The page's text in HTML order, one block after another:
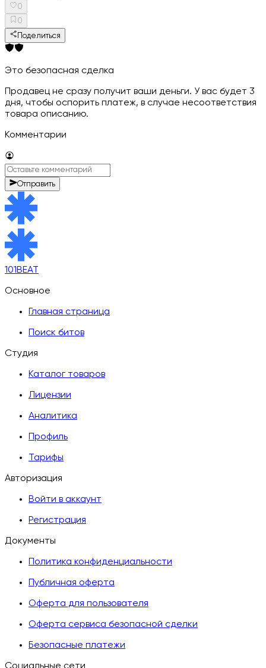
0
0
Поделиться
Это безопасная сделка
Продавец не сразу получит ваши деньги. У вас будет 3
дня, чтобы оспорить платеж, в случае несоответствия
товара описанию.
Комментарии
Отправить
101BEAT
Основное
Главная страница
Поиск битов
Студия
Каталог товаров
Лицензии
Аналитика
Профиль
Тарифы
Авторизация
Войти в аккаунт
Регистрация
Документы
Политика конфиденциальности
Публичная оферта
Оферта для пользователя
Оферта сервиса безопасной сделки
Безопасные платежи